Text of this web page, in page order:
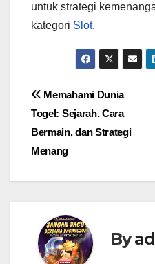
untuk strategi
kategori Slot.
Post
navigation
Memahami Dunia
Togel: Sejarah, Cara
Bermain, dan Strategi
Menang
By